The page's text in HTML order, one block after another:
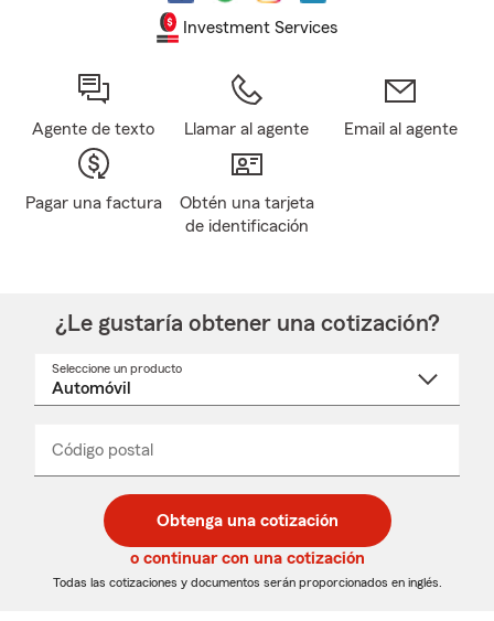
Investment Services
Agente de texto Llamar al agente Email al agente
Pagar una factura
Obtén una tarjeta
de identificación
¿Le gustaría obtener una cotización?
Seleccione un producto
desplegable
Código postal
de
5
dígitos
de
5
dígitos
_____
Obtenga una cotización
o continuar con una cotización
Todas las cotizaciones y documentos serán proporcionados en inglés.